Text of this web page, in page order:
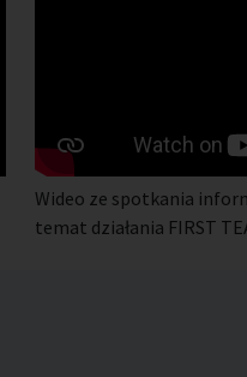
Wideo ze spotkania
temat działania FIRST